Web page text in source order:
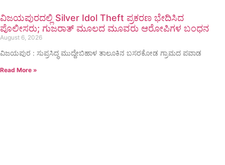
ವಿಜಯಪುರದಲ್ಲಿ Silver Idol Theft ಪ್ರಕರಣ ಭೇದಿಸಿದ
ಪೊಲೀಸರು; ಗುಜರಾತ್ ಮೂಲದ ಮೂವರು ಆರೋಪಿಗಳ ಬಂಧನ
August 6, 2026
ವಿಜಯಪುರ : ಸುಪ್ರಸಿದ್ಧ ಮುದ್ದೇಬಿಹಾಳ ತಾಲೂಕಿನ ಬಸರಕೋಡ ಗ್ರಾಮದ ಪವಾಡ
Read More »